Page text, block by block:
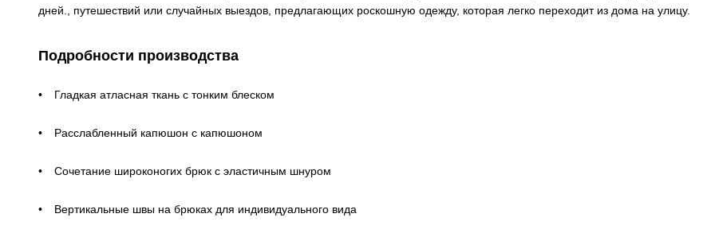
дней., путешествий или случайных выездов, предлагающих роскошную одежду, которая легко переходит из дома на улицу.
Подробности производства
Гладкая атласная ткань с тонким блеском
Расслабленный капюшон с капюшоном
Сочетание широконогих брюк с эластичным шнуром
Вертикальные швы на брюках для индивидуального вида